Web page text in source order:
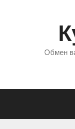
Обмен